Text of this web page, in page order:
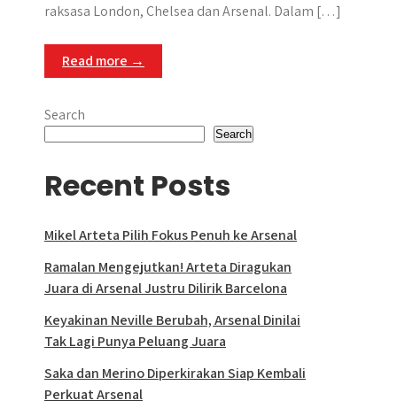
raksasa London, Chelsea dan Arsenal. Dalam […]
Read more →
Search
Search
Recent Posts
Mikel Arteta Pilih Fokus Penuh ke Arsenal
Ramalan Mengejutkan! Arteta Diragukan
Juara di Arsenal Justru Dilirik Barcelona
Keyakinan Neville Berubah, Arsenal Dinilai
Tak Lagi Punya Peluang Juara
Saka dan Merino Diperkirakan Siap Kembali
Perkuat Arsenal